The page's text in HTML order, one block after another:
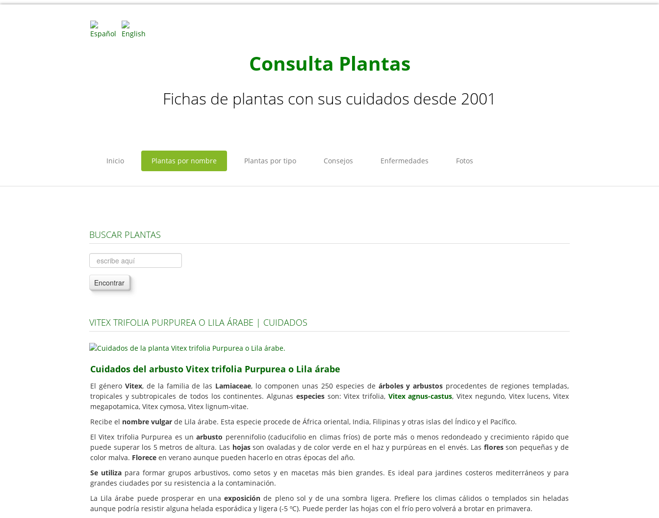
Consulta Plantas
Fichas de plantas con sus cuidados desde 2001
Inicio Plantas por nombre Plantas por tipo Consejos Enfermedades Fotos
BUSCAR PLANTAS
Encontrar
VITEX TRIFOLIA PURPUREA O LILA ÁRABE | CUIDADOS
Cuidados del arbusto Vitex trifolia Purpurea o Lila árabe
El género Vitex, de la familia de las Lamiaceae, lo componen unas 250 especies de árboles y arbustos procedentes de regiones templadas,
tropicales y subtropicales de todos los continentes. Algunas especiesson: Vitex trifolia, Vitex agnus-castus, Vitex negundo, Vitex lucens, Vitex
megapotamica, Vitex cymosa, Vitex lignum-vitae.
Recibe el nombre vulgar de Lila árabe. Esta especie procede de África oriental, India, Filipinas y otras islas del Índico y el Pacífico.
El Vitex trifolia Purpurea es unarbusto perennifolio (caducifolio en climas fríos) de porte más o menos redondeado y crecimiento rápido que
puede superar los 5 metros de altura. Las hojasson ovaladas y de color verde en el haz y purpúreas en el envés. Las floresson pequeñas y de
color malva. Florece en verano aunque pueden hacerlo en otras épocas del año.
Se utiliza para formar grupos arbustivos, como setos y en macetas más bien grandes. Es ideal para jardines costeros mediterráneos y para
grandes ciudades por su resistencia a la contaminación.
La Lila árabe puede prosperar en unaexposición de pleno sol y de una sombra ligera. Prefiere los climas cálidos o templados sin heladas
aunque podría resistir alguna helada esporádica y ligera (-5 ºC). Puede perder las hojas con el frío pero volverá a brotar en primavera.